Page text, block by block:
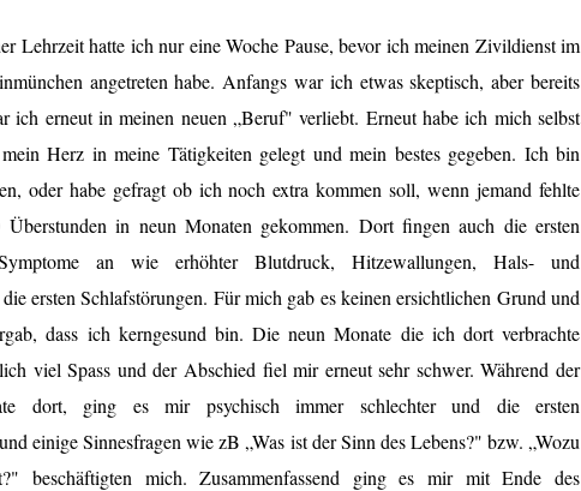
Lehrzeit hatte ich nur eine Woche Pause, bevor ich meinen Zivildienst im
angetreten habe. Anfangs war ich etwas skeptisch, aber bereits
ich erneut in meinen neuen „Beruf" verliebt. Erneut habe ich mich selbst
Herz in meine Tätigkeiten gelegt und mein bestes gegeben. Ich bin
oder habe gefragt ob ich noch extra kommen soll, wenn jemand fehlte
in neun Monaten gekommen. Dort fingen auch die ersten
Symptome an wie erhöhter Blutdruck, Hitzewallungen, Hals- und
ersten Schlafstörungen. Für mich gab es keinen ersichtlichen Grund und
dass ich kerngesund bin. Die neun Monate die ich dort verbrachte
viel Spass und der Abschied fiel mir erneut sehr schwer. Während der
dort, ging es mir psychisch immer schlechter und die ersten
einige Sinnesfragen wie zB „Was ist der Sinn des Lebens?" bzw. „Wozu
beschäftigten mich. Zusammenfassend ging es mir mit Ende des